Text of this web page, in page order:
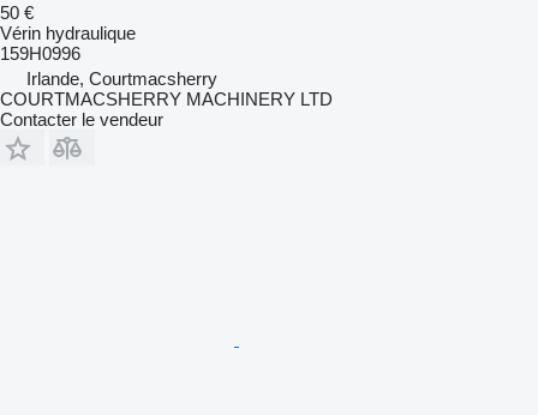
50 €
Vérin hydraulique
159H0996
Irlande, Courtmacsherry
COURTMACSHERRY MACHINERY LTD
Contacter le vendeur